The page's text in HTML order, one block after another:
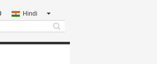
Hindi
search